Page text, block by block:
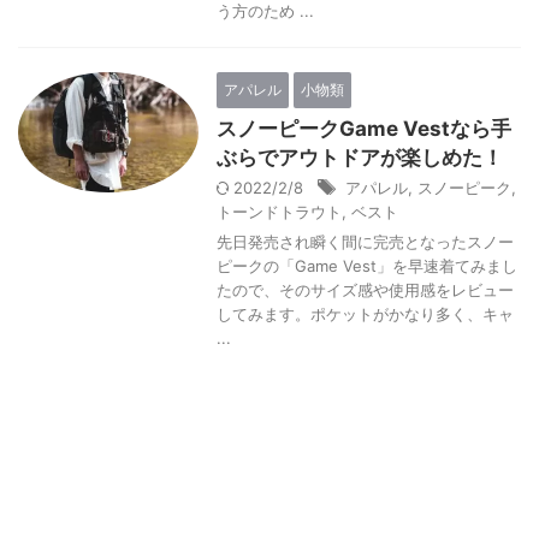
う方のため ...
アパレル 小物類
スノーピークGame Vestなら手
ぶらでアウトドアが楽しめた！
2022/2/8 アパレル スノーピーク
トーンドトラウト
ベスト
先日発売され瞬く間に完売となったスノー
ピークの「Game Vest」を早速着てみまし
たので、そのサイズ感や使用感をレビュー
してみます。ポケットがかなり多く、キャ
...